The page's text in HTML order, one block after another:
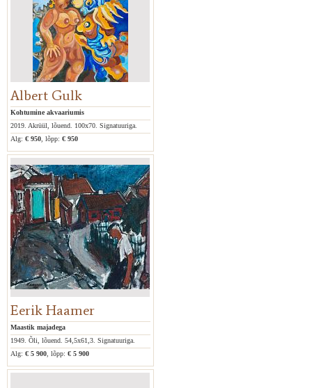
Head käe ulatamist kunstijumalannale ja kaunist kevadet!
Tiia Karelson
Albert Gulk
Kohtumine akvaariumis
2019. Akrüül, lõuend. 100x70. Signatuuriga.
Alg: € 950 , lõpp: € 950
Eerik Haamer
Maastik majadega
1949. Õli, lõuend. 54,5x61,3. Signatuuriga.
Alg: € 5 900 , lõpp: € 5 900